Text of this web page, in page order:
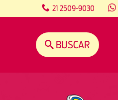
21 2509-9030
BUSCAR